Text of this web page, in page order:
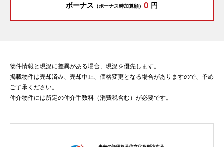
ボーナス （ボーナス時加算額） 0 円
物件情報と現況に差異がある場合、現況を優先します。
掲載物件は売却済み、売却中止、価格変更となる場合がありますので、予め
ご了承ください。
仲介物件には所定の仲介手数料（消費税含む）が必要です。